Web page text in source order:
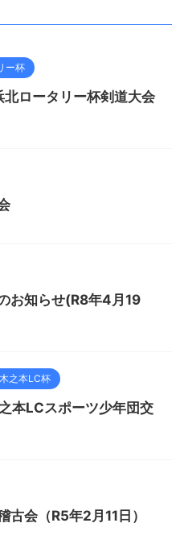
ー杯
ロータリー杯剣道大会
お知らせ(R8年4月19
木之本LC杯
本LCスポーツ少年団交
古会（R5年2月11日）